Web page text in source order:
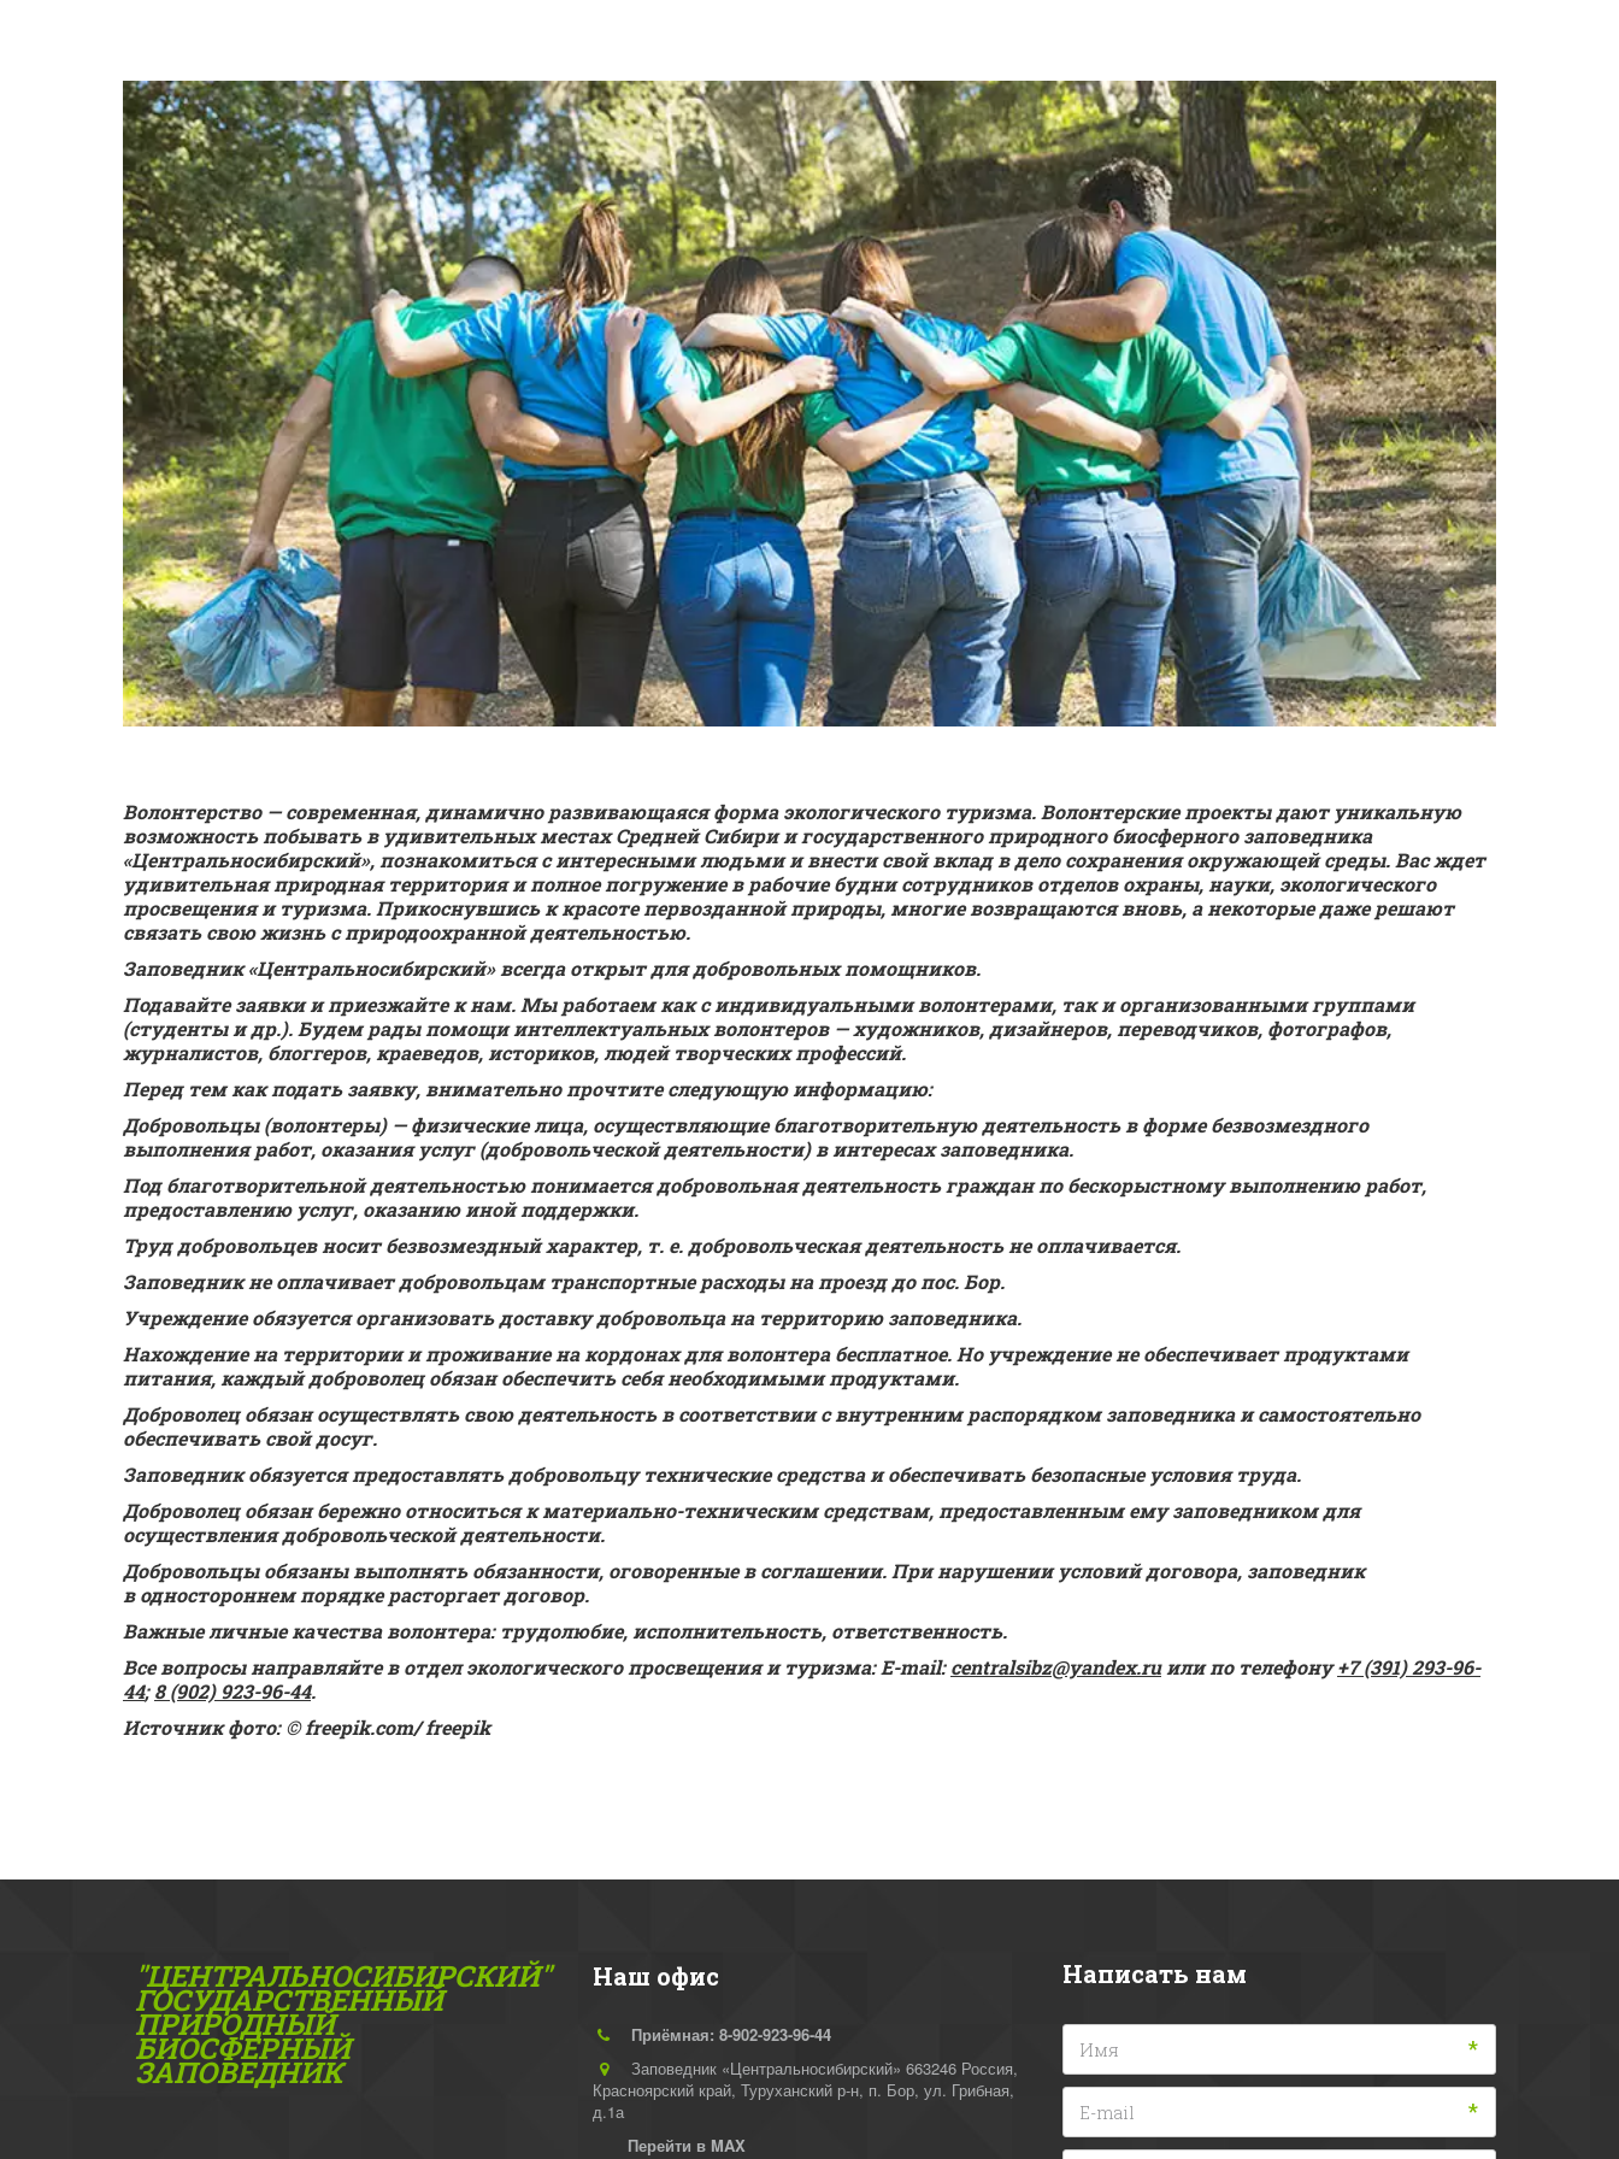
Волонтерство — современная, динамично развивающаяся форма экологического туризма. Волонтерские проекты дают уникальную
возможность побывать в удивительных местах Средней Сибири и государственного природного биосферного заповедника
«Центральносибирский», познакомиться с интересными людьми и внести свой вклад в дело сохранения окружающей среды. Вас ждет
удивительная природная территория и полное погружение в рабочие будни сотрудников отделов охраны, науки, экологического
просвещения и туризма. Прикоснувшись к красоте первозданной природы, многие возвращаются вновь, а некоторые даже решают
связать свою жизнь с природоохранной деятельностью.
Заповедник «Центральносибирский» всегда открыт для добровольных помощников.
Подавайте заявки и приезжайте к нам. Мы работаем как с индивидуальными волонтерами, так и организованными группами
(студенты и др.). Будем рады помощи интеллектуальных волонтеров — художников, дизайнеров, переводчиков, фотографов,
журналистов, блоггеров, краеведов, историков, людей творческих профессий.
Перед тем как подать заявку, внимательно прочтите следующую информацию:
Добровольцы (волонтеры) — физические лица, осуществляющие благотворительную деятельность в форме безвозмездного
выполнения работ, оказания услуг (добровольческой деятельности) в интересах заповедника.
Под благотворительной деятельностью понимается добровольная деятельность граждан по бескорыстному выполнению работ,
предоставлению услуг, оказанию иной поддержки.
Труд добровольцев носит безвозмездный характер, т. е. добровольческая деятельность не оплачивается.
Заповедник не оплачивает добровольцам транспортные расходы на проезд до пос. Бор.
Учреждение обязуется организовать доставку добровольца на территорию заповедника.
Нахождение на территории и проживание на кордонах для волонтера бесплатное. Но учреждение не обеспечивает продуктами
питания, каждый доброволец обязан обеспечить себя необходимыми продуктами.
Доброволец обязан осуществлять свою деятельность в соответствии с внутренним распорядком заповедника и самостоятельно
обеспечивать свой досуг.
Заповедник обязуется предоставлять добровольцу технические средства и обеспечивать безопасные условия труда.
Доброволец обязан бережно относиться к материально-техническим средствам, предоставленным ему заповедником для
осуществления добровольческой деятельности.
Добровольцы обязаны выполнять обязанности, оговоренные в соглашении. При нарушении условий договора, заповедник
в одностороннем порядке расторгает договор.
Важные личные качества волонтера: трудолюбие, исполнительность, ответственность.
Все вопросы направляйте в отдел экологического просвещения и туризма: E-mail: centralsibz@yandex.ru или по телефону +7 (391) 293-96-
44; 8 (902) 923-96-44.
Источник фото: © freepik.com/ freepik
"ЦЕНТРАЛЬНОСИБИРСКИЙ"
ГОС­УДАРСТВЕННЫЙ
ПРИРОДНЫЙ
БИОСФЕРНЫЙ
ЗАПОВЕДНИК
Наш офис
Приёмная: 8-902-923-96-44
Заповедник «Центральносибирский» 663246 Россия,
Красноярский край, Туруханский р-н, п. Бор, ул. Грибная,
д.1а
Перейти в MAX
Написать нам
*
*